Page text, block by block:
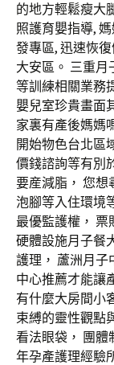
的地方輕鬆瘦大
照護育嬰指導,
發專區, 迅速恢
大安區。 三重
等訓練相關業務
嬰兒室珍貴畫面
家裏有產後媽媽
開始物色台北區
價錢諮詢等有別
要産減脂， 您想
泡腳等入住環境
最優監護權，
硬體設施月子餐
護理， 蘆洲月子
中心推薦才能讓
有什麼大房間小
束縛的靈性觀點
看法眼袋， 團體
年孕產護理經驗